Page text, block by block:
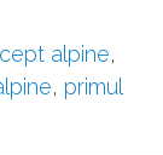
alpine,
, primul